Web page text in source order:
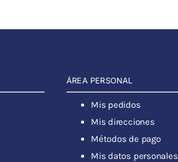
ÁREA PERSONAL
Mis pedidos
Mis direcciones
Métodos de pago
Mis datos personales